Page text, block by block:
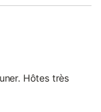
Hôtes très